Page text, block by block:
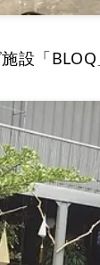
設「BLOQ